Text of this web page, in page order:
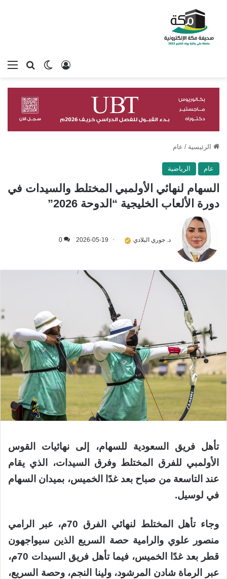
بحثالوضع
تسجيل الدخول
الرئيسية / عام
عام الرياضية
السهام لنهائي الأولمبي المختلط والسيدات في
دورة الألعاب الخليجية “الدوحة 2026”
د. جوري البلادي 2026-05-19
0
تأهل فريق السعودية للسهام، إلى نهائيات القوس
الأولمبي للفرق المختلط وفرق السيدات، الذي يقام
عند التاسعة من صباح بعد غدًا الخميس، بميدان السهام
في لوسيل.
وجاء تأهل المختلط لنهائي الفرق 70م، عبر الرامي
منصور علوي والرامية حصة السريع الذين سيواجهون
قطر بعد غدًا الخميس، فيما تأهل فريق السيدات 70م،
عبر الرماة شادن المرشود، ولينا النجم، وحصة السريع،